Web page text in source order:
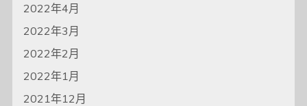
2022年4月
2022年3月
2022年2月
2022年1月
2021年12月